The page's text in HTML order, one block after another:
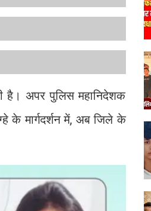
है। अपर पुलिस महानिदेशक
के मार्गदर्शन में, अब जिले के